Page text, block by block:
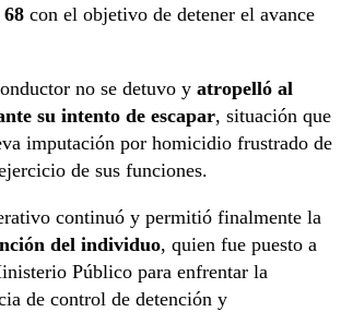
con el objetivo de detener el avance
no se detuvo y atropelló al
su intento de escapar, situación que
imputación por homicidio frustrado de
de sus funciones.
continuó y permitió finalmente la
del individuo, quien fue puesto a
Público para enfrentar la
de control de detención y